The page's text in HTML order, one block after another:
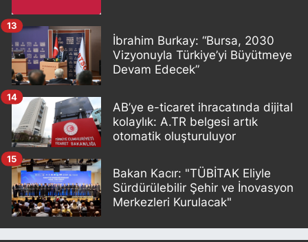
İbrahim Burkay: “Bursa, 2030
Vizyonuyla Türkiye’yi Büyütmeye
Devam Edecek”
13
AB’ye e-ticaret ihracatında dijital
kolaylık: A.TR belgesi artık
otomatik oluşturuluyor
14
Bakan Kacır: "TÜBİTAK Eliyle
Sürdürülebilir Şehir ve İnovasyon
Merkezleri Kurulacak"
15